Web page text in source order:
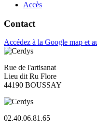
Accès
Contact
Accédez à la Google map et
Rue de l'artisanat
Lieu dit Ru Flore
44190 BOUSSAY
02.40.06.81.65